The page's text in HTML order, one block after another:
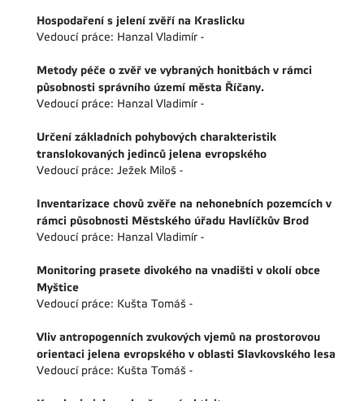
Hospodaření s jelení zvěří na Kraslicku
Vedoucí práce: Hanzal Vladimír -
Metody péče o zvěř ve vybraných honitbách v rámci
působnosti správního území města Říčany.
Vedoucí práce: Hanzal Vladimír -
Určení základních pohybových charakteristik
translokovaných jedinců jelena evropského
Vedoucí práce: Ježek Miloš -
Inventarizace chovů zvěře na nehonebních pozemcích v
rámci působnosti Městského úřadu Havlíčkův Brod
Vedoucí práce: Hanzal Vladimír -
Monitoring prasete divokého na vnadišti v okolí obce
Myštice
Vedoucí práce: Kušta Tomáš -
Vliv antropogenních zvukových vjemů na prostorovou
orientaci jelena evropského v oblasti Slavkovského lesa
Vedoucí práce: Kušta Tomáš -